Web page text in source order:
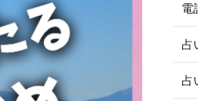
電
占
占